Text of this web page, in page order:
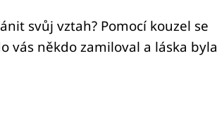
svůj vztah? Pomocí kouzel se
vás někdo zamiloval a láska byla